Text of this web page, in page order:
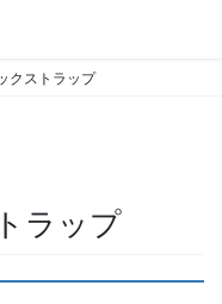
クストラップ
ラップ